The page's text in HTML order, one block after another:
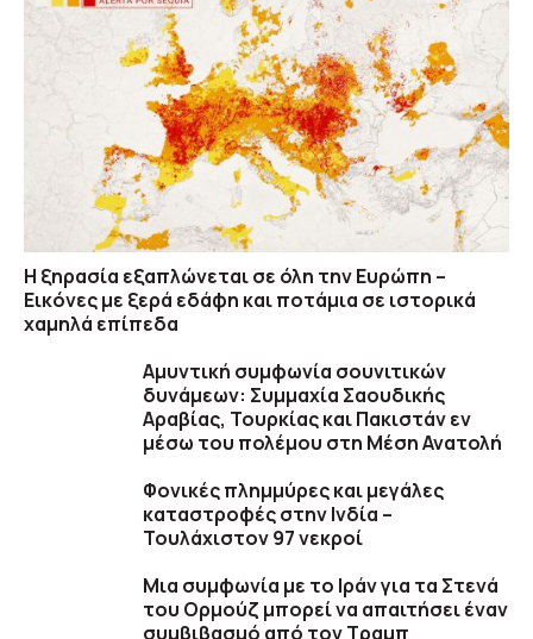
Η ξηρασία εξαπλώνεται σε όλη την Ευρώπη –
Εικόνες με ξερά εδάφη και ποτάμια σε ιστορικά
χαμηλά επίπεδα
Αμυντική συμφωνία σουνιτικών
δυνάμεων: Συμμαχία Σαουδικής
Αραβίας, Τουρκίας και Πακιστάν εν
μέσω του πολέμου στη Μέση Ανατολή
Φονικές πλημμύρες και μεγάλες
καταστροφές στην Ινδία –
Τουλάχιστον 97 νεκροί
Μια συμφωνία με το Ιράν για τα Στενά
του Ορμούζ μπορεί να απαιτήσει έναν
συμβιβασμό από τον Τραμπ